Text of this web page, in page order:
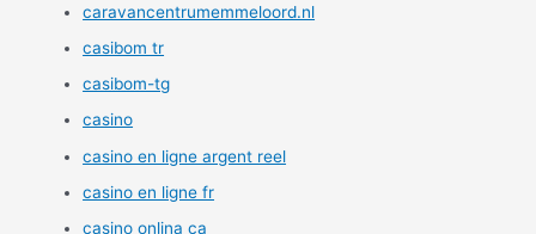
caravancentrumemmeloord.nl
casibom tr
casibom-tg
casino
casino en ligne argent reel
casino en ligne fr
casino onlina ca